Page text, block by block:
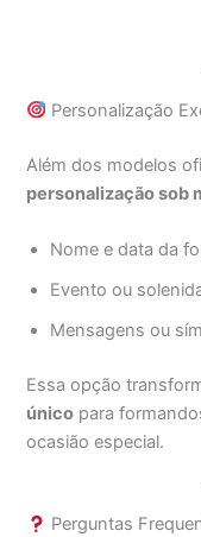
Personalização
Além dos modelos
personalização sob
Nome e data da
Evento ou
Mensagens ou
Essa opção
único para
ocasião especial.
Perguntas